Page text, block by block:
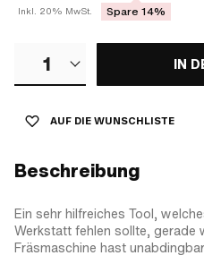
Inkl. 20% MwSt. Spare 14%
1 IN
AUF DIE WUNSCHLISTE
Beschreibung
Ein sehr hilfreiches Tool,
Werkstatt fehlen sollte, gerade
Fräsmaschine hast